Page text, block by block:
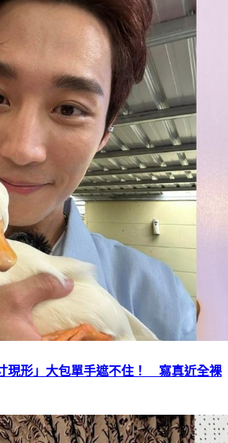
現形」大包單手遮不住！ 寫真近全裸